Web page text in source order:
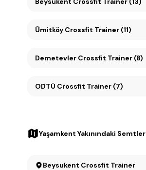
Ümitköy Crossfit Trainer (11)
Demetevler Crossfit Trainer (8)
ODTÜ Crossfit Trainer (7)
Yaşamkent Yakınındaki Semtler
Beysukent Crossfit Trainer